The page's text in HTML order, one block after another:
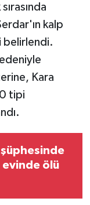
kalp
belirlendi.
Kara
tipi
şüphesinde
evinde ölü